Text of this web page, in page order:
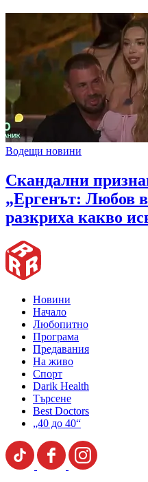
Водещи новини
Скандални
„Ергенът: Любов
разкриха какво
Новини
Начало
Любопитно
Програма
Предавания
На живо
Спорт
Darik Health
Търсене
Best Doctors
„40 до 40“